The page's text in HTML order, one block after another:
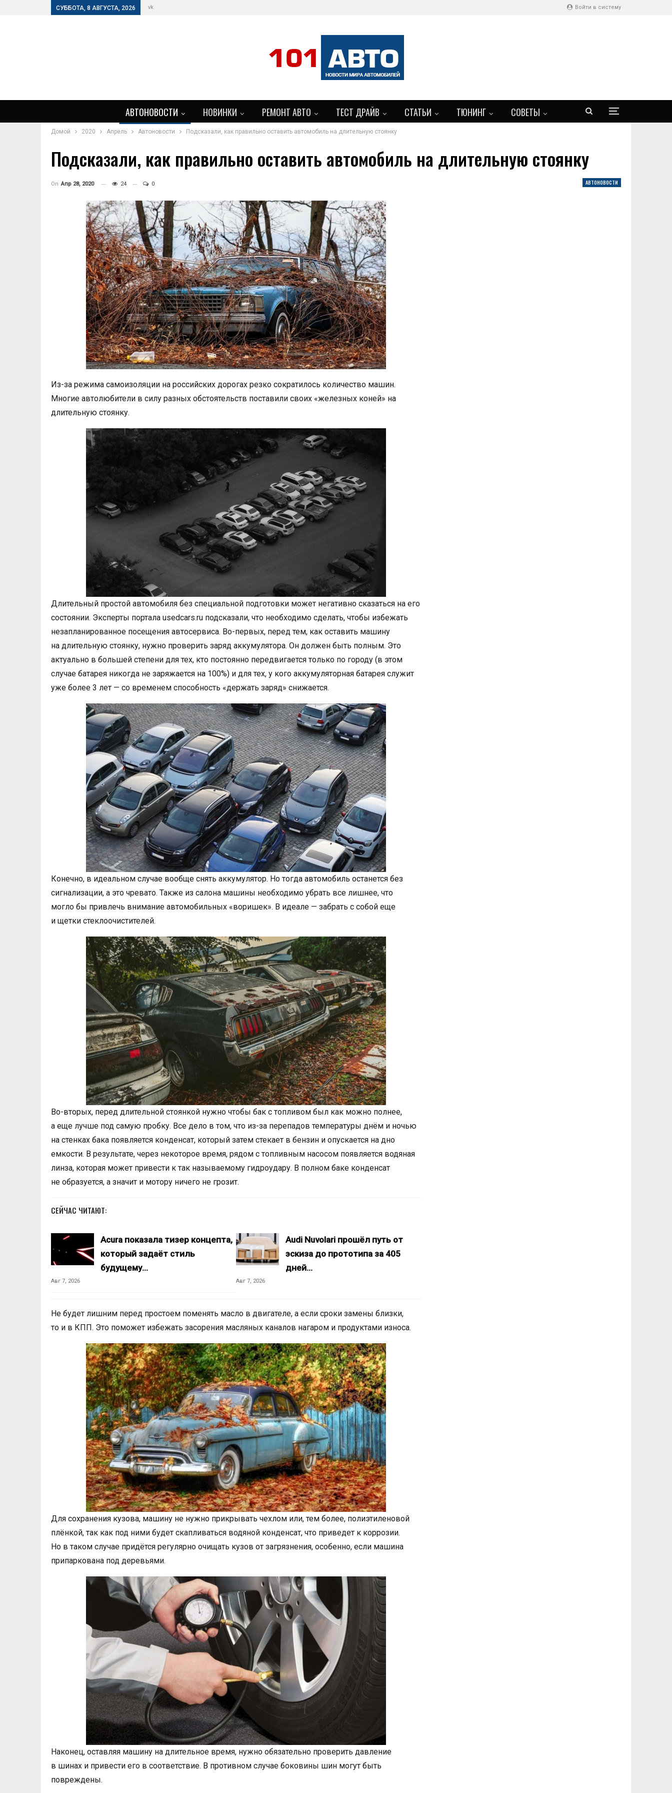
Войти в систему
СУББОТА, 8 АВГУСТА, 2026 vk
АВТОНОВОСТИ НОВИНКИ РЕМОНТ АВТО ТЕСТ ДРАЙВ СТАТЬИ ТЮНИНГ
СОВЕТЫ
БОЛЬШЕ
Домой 2020 Апрель Автоновости Подсказали, как правильно оставить автомобиль на длительную стоянку
Подсказали, как правильно оставить автомобиль на длительную стоянку
АВТОНОВОСТИ
On Апр 28, 2020 24 0
Из-за режима самоизоляции на российских дорогах резко сократилось количество машин.
Многие автолюбители в силу разных обстоятельств поставили своих «железных коней» на
длительную стоянку.
Длительный простой автомобиля без специальной подготовки может негативно сказаться на его
состоянии. Эксперты портала usedcars.ru подсказали, что необходимо сделать, чтобы избежать
незапланированное посещения автосервиса. Во-первых, перед тем, как оставить машину
на длительную стоянку, нужно проверить заряд аккумулятора. Он должен быть полным. Это
актуально в большей степени для тех, кто постоянно передвигается только по городу (в этом
случае батарея никогда не заряжается на 100%) и для тех, у кого аккумуляторная батарея служит
уже более 3 лет — со временем способность «держать заряд» снижается.
Конечно, в идеальном случае вообще снять аккумулятор. Но тогда автомобиль останется без
сигнализации, а это чревато. Также из салона машины необходимо убрать все лишнее, что
могло бы привлечь внимание автомобильных «воришек». В идеале — забрать с собой еще
и щетки стеклоочистителей.
Во-вторых, перед длительной стоянкой нужно чтобы бак с топливом был как можно полнее,
а еще лучше под самую пробку. Все дело в том, что из-за перепадов температуры днём и ночью
на стенках бака появляется конденсат, который затем стекает в бензин и опускается на дно
емкости. В результате, через некоторое время, рядом с топливным насосом появляется водяная
линза, которая может привести к так называемому гидроудару. В полном баке конденсат
не образуется, а значит и мотору ничего не грозит.
СЕЙЧАС ЧИТАЮТ:
Acura показала тизер концепта,
который задаёт стиль
будущему…
Авг 7, 2026
Audi Nuvolari прошёл путь от
эскиза до прототипа за 405
дней…
Авг 7, 2026
Не будет лишним перед простоем поменять масло в двигателе, а если сроки замены близки,
то и в КПП. Это поможет избежать засорения масляных каналов нагаром и продуктами износа.
Для сохранения кузова, машину не нужно прикрывать чехлом или, тем более, полиэтиленовой
плёнкой, так как под ними будет скапливаться водяной конденсат, что приведет к коррозии.
Но в таком случае придётся регулярно очищать кузов от загрязнения, особенно, если машина
припаркована под деревьями.
Наконец, оставляя машину на длительное время, нужно обязательно проверить давление
в шинах и привести его в соответствие. В противном случае боковины шин могут быть
повреждены.